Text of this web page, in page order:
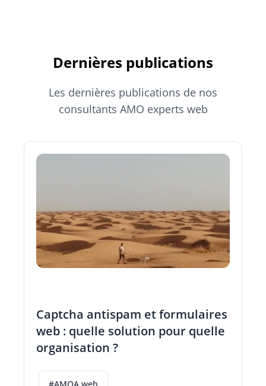
Dernières publications
Les dernières publications de nos
consultants AMO experts web
Captcha antispam et formulaires
web : quelle solution pour quelle
organisation ?